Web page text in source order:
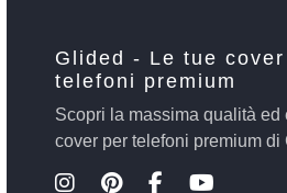
Glided - Le tue
telefoni premium
Scopri la massima qualità ed
cover per telefoni premium di